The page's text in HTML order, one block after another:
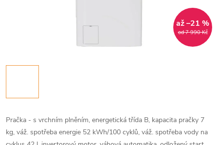
od 7 990 Kč
až –21 %
Pračka - s vrchním plněním, energetická třída B, kapacita pračky 7
kg, váž. spotřeba energie 52 kWh/100 cyklů, váž. spotřeba vody na